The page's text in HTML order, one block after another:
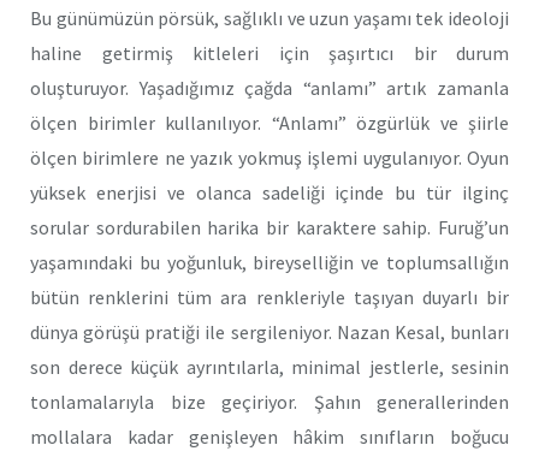
Bu günümüzün pörsük, sağlıklı ve uzun yaşamı tek ideoloji
haline getirmiş kitleleri için şaşırtıcı bir durum
oluşturuyor. Yaşadığımız çağda “anlamı” artık zamanla
ölçen birimler kullanılıyor. “Anlamı” özgürlük ve şiirle
ölçen birimlere ne yazık yokmuş işlemi uygulanıyor. Oyun
yüksek enerjisi ve olanca sadeliği içinde bu tür ilginç
sorular sordurabilen harika bir karaktere sahip. Furuğ’un
yaşamındaki bu yoğunluk, bireyselliğin ve toplumsallığın
bütün renklerini tüm ara renkleriyle taşıyan duyarlı bir
dünya görüşü pratiği ile sergileniyor. Nazan Kesal, bunları
son derece küçük ayrıntılarla, minimal jestlerle, sesinin
tonlamalarıyla bize geçiriyor. Şahın generallerinden
mollalara kadar genişleyen hâkim sınıfların boğucu